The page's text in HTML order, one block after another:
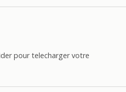
pour telecharger votre